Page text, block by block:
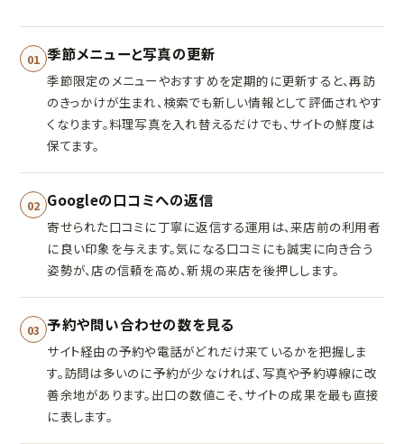
01 季節メニューと写真の更新
季節限定のメニューやおすすめを定期的に更新すると、再訪
のきっかけが生まれ、検索でも新しい情報として評価されやす
くなります。料理写真を入れ替えるだけでも、サイトの鮮度は
保てます。
02 Googleの口コミへの返信
寄せられた口コミに丁寧に返信する運用は、来店前の利用者
に良い印象を与えます。気になる口コミにも誠実に向き合う
姿勢が、店の信頼を高め、新規の来店を後押しします。
03 予約や問い合わせの数を見る
サイト経由の予約や電話がどれだけ来ているかを把握しま
す。訪問は多いのに予約が少なければ、写真や予約導線に改
善余地があります。出口の数値こそ、サイトの成果を最も直接
に表します。